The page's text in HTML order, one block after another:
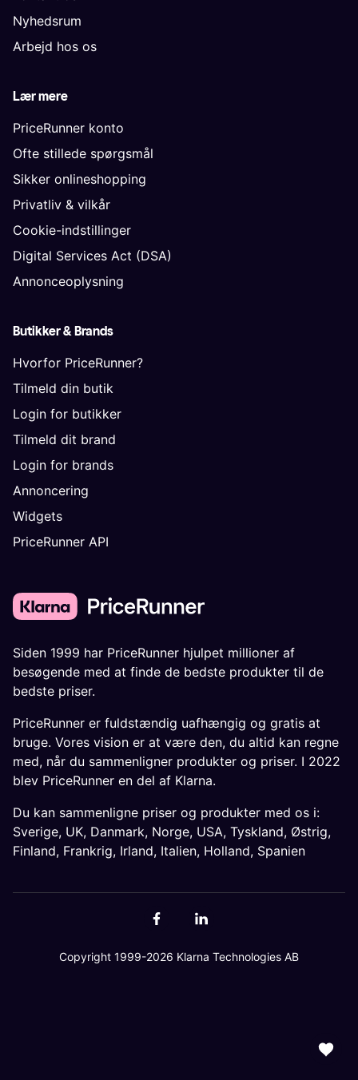
Nyhedsrum
Arbejd hos os
Lær mere
PriceRunner konto
Ofte stillede spørgsmål
Sikker onlineshopping
Privatliv & vilkår
Cookie-indstillinger
Digital Services Act (DSA)
Annonceoplysning
Butikker & Brands
Hvorfor PriceRunner?
Tilmeld din butik
Login for butikker
Tilmeld dit brand
Login for brands
Annoncering
Widgets
PriceRunner API
Siden 1999 har PriceRunner hjulpet millioner af
besøgende med at finde de bedste produkter til de
bedste priser.
PriceRunner er fuldstændig uafhængig og gratis at
bruge. Vores vision er at være den, du altid kan regne
med, når du sammenligner produkter og priser. I 2022
blev PriceRunner en del af Klarna.
Du kan sammenligne priser og produkter med os i:
Sverige, UK, Danmark, Norge, USA, Tyskland, Østrig,
Finland, Frankrig, Irland, Italien, Holland, Spanien
Copyright 1999-2026 Klarna Technologies AB